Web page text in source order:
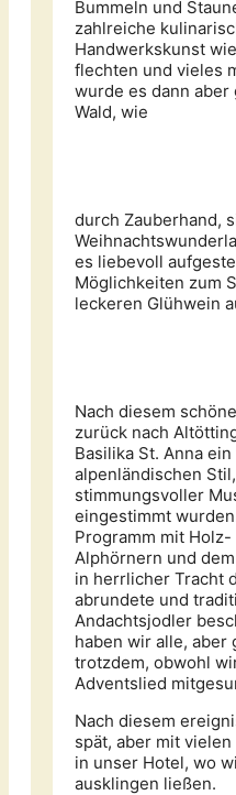
Bummeln und
zahlreiche
Handwerkskunst
flechten und vieles
wurde es dann aber
Wald, wie
durch Zauberhand,
es liebevoll
Möglichkeiten zum
leckeren Glühwein
Nach diesem
zurück nach
Basilika St. Anna
alpenländischen
stimmungsvoller
eingestimmt
Programm mit
Alphörnern und
in herrlicher Tracht
abrundete und
Andachtsjodler
haben wir alle, aber
trotzdem, obwohl
Adventslied
Nach diesem
spät, aber mit
in unser Hotel, wo
ausklingen ließen.